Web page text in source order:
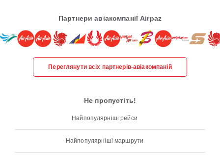
Партнери авіакомпанії Airpaz
Переглянути всіх партнерів-авіакомпаній
Не пропустіть!
Найпопулярніші рейси
Найпопулярніші маршрути